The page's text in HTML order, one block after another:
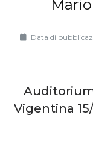
Data di
Vigentina